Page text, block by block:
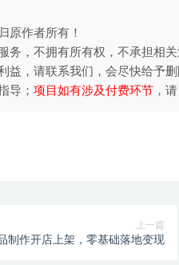
原作者所有！
务，不拥有所有权，不承担相关
益，请联系我们，会尽快给予删
导； 项目如有涉及付费环节 ，请
上一篇
制作开店上架，零基础落地变现